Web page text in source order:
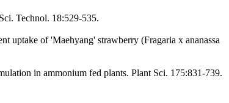
Technol. 18:529-535.
of 'Maehyang' strawberry (Fragaria x ananassa
in ammonium fed plants. Plant Sci. 175:831-739.